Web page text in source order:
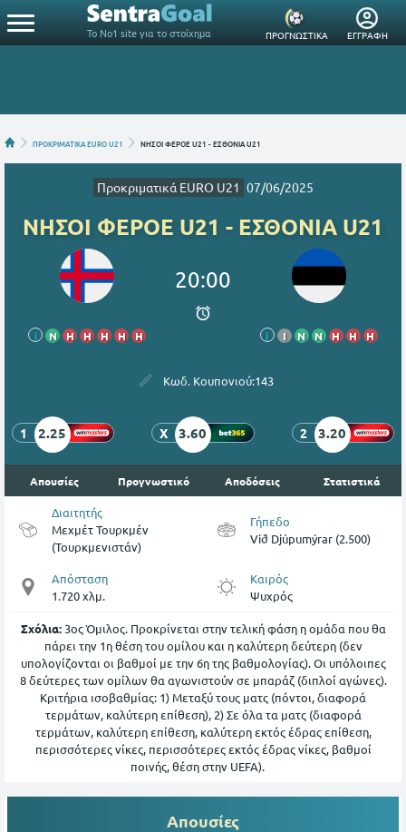
Το Νο1 site για το στοίχημα ΠΡΟΓΝΩΣΤΙΚΑ ΕΓΓΡΑΦΗ
ΠΡΟΚΡΙΜΑΤΙΚΑ EURO U21 ΝΗΣΟΙ ΦΕΡΟΕ U21 - ΕΣΘΟΝΙΑ U21
Προκριματικά EURO U21 07/06/2025
ΝΗΣΟΙ ΦΕΡΟΕ U21 - ΕΣΘΟΝΙΑ U21
i Ν Η Η Η Η Η
20:00
i Ι Ν Ν Η Η Η
Κωδ. Κουπονιού:143
1 2.25 X 3.60 2 3.20
Απουσίες Προγνωστικό Αποδόσεις Στατιστικά
Διαιτητής
Μεχμέτ Τουρκμέν
(Τουρκμενιστάν)
Γήπεδο
Við Djúpumýrar (2.500)
Απόσταση
1.720 χλμ.
Καιρός
Ψυχρός
Σχόλια:3ος Όμιλος. Προκρίνεται στην τελική φάση η ομάδα που θα
πάρει την 1η θέση του ομίλου και η καλύτερη δεύτερη (δεν
υπολογίζονται οι βαθμοί με την 6η της βαθμολογίας). Οι υπόλοιπες
8 δεύτερες των ομίλων θα αγωνιστούν σε μπαράζ (διπλοί αγώνες).
Κριτήρια ισοβαθμίας: 1) Μεταξύ τους ματς (πόντοι, διαφορά
τερμάτων, καλύτερη επίθεση), 2) Σε όλα τα ματς (διαφορά
τερμάτων, καλύτερη επίθεση, καλύτερη εκτός έδρας επίθεση,
περισσότερες νίκες, περισσότερες εκτός έδρας νίκες, βαθμοί
ποινής, θέση στην UEFA).
Απουσίες